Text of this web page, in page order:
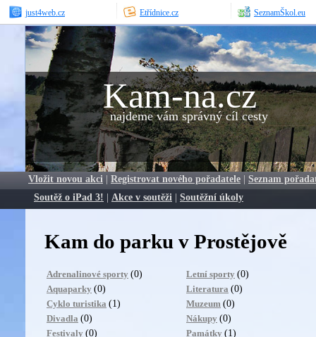
just4web.cz Etřídnice.cz SeznamŠkol.eu
Kam-na.cz
najdeme vám správný cíl cesty
Vložit novou akci | Registrovat nového pořadatele | Seznam
Soutěž o iPad 3! | Akce v soutěži | Soutěžní úkoly
Kam do parku v Prostějově
Adrenalinové sporty (0)
Aquaparky (0)
Cyklo turistika (1)
Divadla (0)
Festivaly (0)
Letní sporty (0)
Literatura (0)
Muzeum (0)
Nákupy (0)
Památky (1)